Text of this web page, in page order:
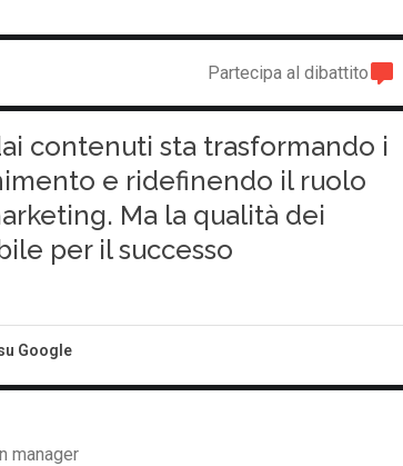
Partecipa al dibattito
contenuti sta trasformando i
e ridefinendo il ruolo
Ma la qualità dei
per il successo
Google
manager